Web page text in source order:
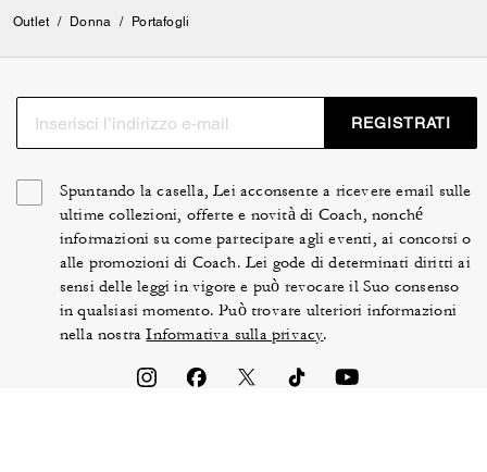
Outlet / Donna / Portafogli
REGISTRATI
Spuntando la casella, Lei acconsente a ricevere email sulle
ultime collezioni, offerte e novità di Coach, nonché
informazioni su come partecipare agli eventi, ai concorsi o
alle promozioni di Coach. Lei gode di determinati diritti ai
sensi delle leggi in vigore e può revocare il Suo consenso
in qualsiasi momento. Può trovare ulteriori informazioni
nella nostraInformativa sulla privacy.